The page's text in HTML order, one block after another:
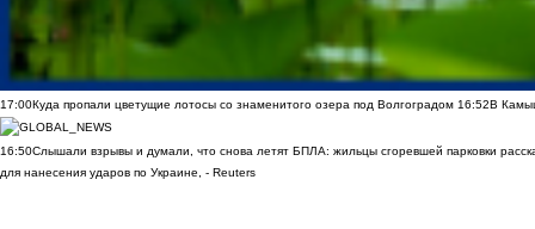
17:00Куда пропали цветущие лотосы со знаменитого озера под Волгоградом 16:52В
16:50Слышали взрывы и думали, что снова летят БПЛА: жильцы сгоревшей парковки
для нанесения ударов по Украине, - Reuters